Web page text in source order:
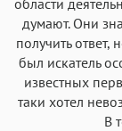
думают. Они
получить
был искатель
известных
таки хотел
В